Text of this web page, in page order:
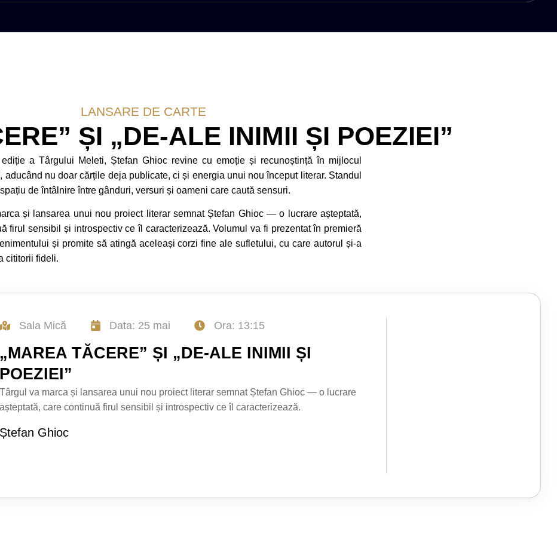
LANSARE DE CARTE
ȘI „DE-ALE INIMII ȘI POEZIEI”
ediție a Târgului Meleti, Ștefan Ghioc revine cu emoție și recunoștință în mijlocul
aducând nu doar cărțile deja publicate, ci și energia unui nou început literar. Standul
de întâlnire între gânduri, versuri și oameni care caută sensuri.
și lansarea unui nou proiect literar semnat Ștefan Ghioc — o lucrare așteptată,
firul sensibil și introspectiv ce îl caracterizează. Volumul va fi prezentat în premieră
și promite să atingă aceleași corzi fine ale sufletului, cu care autorul și-a
cititorii fideli.
Sala Mică Data: 25 mai Ora: 13:15
„MAREA TĂCERE” ȘI „DE-ALE INIMII ȘI
POEZIEI”
Târgul va marca și lansarea unui nou proiect literar semnat Ștefan Ghioc — o lucrare
așteptată, care continuă firul sensibil și introspectiv ce îl caracterizează.
Ștefan Ghioc